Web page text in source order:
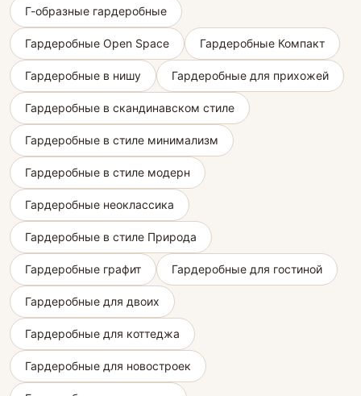
Г-образные гардеробные
Гардеробные Open Space Гардеробные Компакт
Гардеробные в нишу Гардеробные для прихожей
Гардеробные в скандинавском стиле
Гардеробные в стиле минимализм
Гардеробные в стиле модерн
Гардеробные неоклассика
Гардеробные в стиле Природа
Гардеробные графит Гардеробные для гостиной
Гардеробные для двоих
Гардеробные для коттеджа
Гардеробные для новостроек